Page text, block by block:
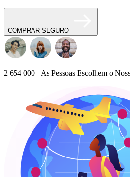
COMPRAR SEGURO
2 654 000+ As Pessoas Escolhem o